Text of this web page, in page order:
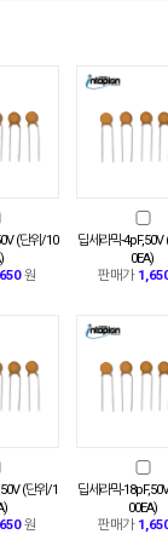
(단위/10
원
딥세라믹-
0EA)
판매가
(단위/1
원
딥세라믹-
00EA)
판매가